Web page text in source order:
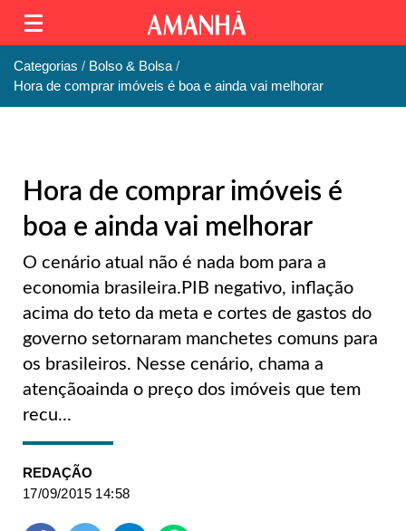
Categorias
Bolso & Bolsa
Hora de comprar imóveis é boa e ainda vai melhorar
Hora de comprar imóveis é
boa e ainda vai melhorar
O cenário atual não é nada bom para a
economia brasileira.PIB negativo, inflação
acima do teto da meta e cortes de gastos do
governo setornaram manchetes comuns para
os brasileiros. Nesse cenário, chama a
atençãoainda o preço dos imóveis que tem
recu...
REDAÇÃO
17/09/2015 14:58